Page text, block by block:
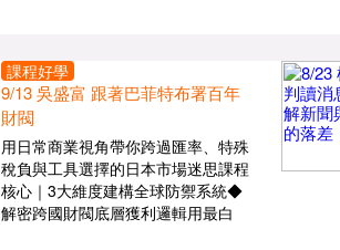
課程好學
9/13 吳盛富 跟著巴菲特布署百年
財閥
用日常商業視角帶你跨過匯率、特殊
稅負與工具選擇的日本市場迷思課程
核心｜3大維度建構全球防禦系統◆
解密跨國財閥底層獲利邏輯用最白